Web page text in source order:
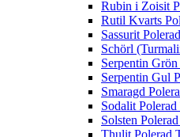
Rubin i Zoisit
Rutil Kvarts
Sassurit
Schörl
Serpentin
Serpentin Gul
Smaragd
Sodalit
Solsten